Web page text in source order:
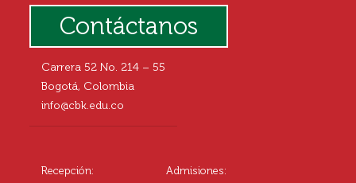
Contáctanos
Carrera 52 No. 214 – 55
Bogotá, Colombia
info@cbk.edu.co
Recepción: Admisiones: